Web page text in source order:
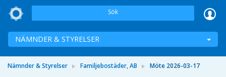
Sök
NÄMNDER & STYRELSER
Nämnder & Styrelser Familjebostäder, AB Möte 2026-03-17